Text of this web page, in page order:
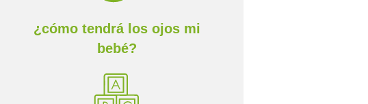
¿cómo tendrá los ojos mi
bebé?